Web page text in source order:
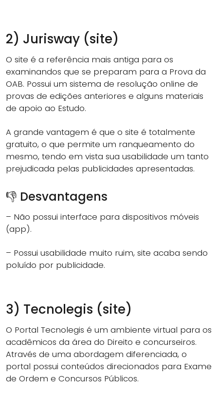
2) Jurisway (site)
O site é a referência mais antiga para os
examinandos que se preparam para a Prova da
OAB. Possui um sistema de resolução online de
provas de edições anteriores e alguns materiais
de apoio ao Estudo.
A grande vantagem é que o site é totalmente
gratuito, o que permite um ranqueamento do
mesmo, tendo em vista sua usabilidade um tanto
prejudicada pelas publicidades apresentadas.
👎 Desvantagens
– Não possui interface para dispositivos móveis
(app).
– Possui usabilidade muito ruim, site acaba sendo
poluído por publicidade.
3) Tecnolegis (site)
O Portal Tecnolegis é um ambiente virtual para os
acadêmicos da área do Direito e concurseiros.
Através de uma abordagem diferenciada, o
portal possui conteúdos direcionados para Exame
de Ordem e Concursos Públicos.